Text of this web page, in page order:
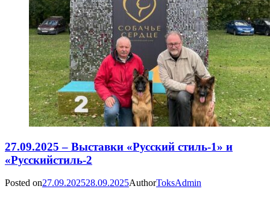
27.09.2025 – Выставки «Русский стиль-1» и
«Русскийстиль-2
Posted on27.09.202528.09.2025AuthorToksAdmin